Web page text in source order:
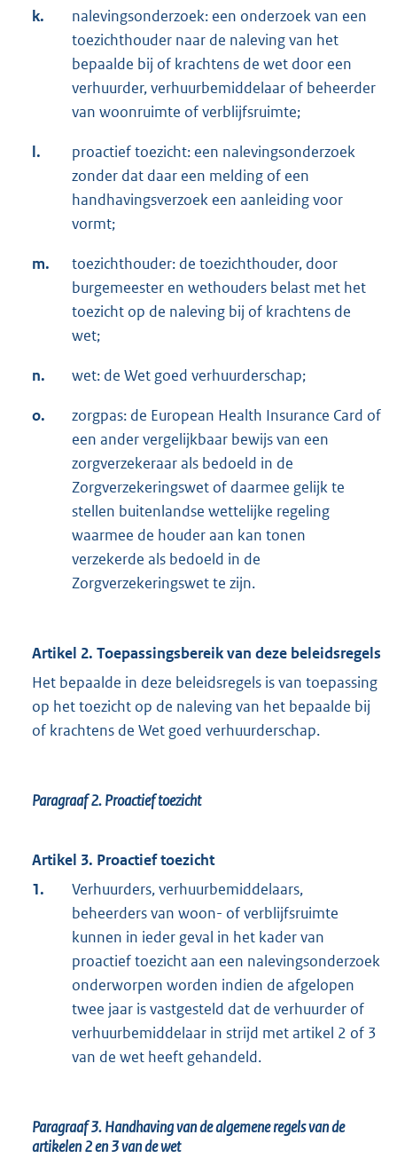
k.
nalevingsonderzoek: een onderzoek van een
toezichthouder naar de naleving van het
bepaalde bij of krachtens de wet door een
verhuurder, verhuurbemiddelaar of beheerder
van woonruimte of verblijfsruimte;
l.
proactief toezicht: een nalevingsonderzoek
zonder dat daar een melding of een
handhavingsverzoek een aanleiding voor
vormt;
m.
toezichthouder: de toezichthouder, door
burgemeester en wethouders belast met het
toezicht op de naleving bij of krachtens de
wet;
n. wet: de Wet goed verhuurderschap;
o.
zorgpas: de European Health Insurance Card of
een ander vergelijkbaar bewijs van een
zorgverzekeraar als bedoeld in de
Zorgverzekeringswet of daarmee gelijk te
stellen buitenlandse wettelijke regeling
waarmee de houder aan kan tonen
verzekerde als bedoeld in de
Zorgverzekeringswet te zijn.
Artikel 2. Toepassingsbereik van deze beleidsregels
Het bepaalde in deze beleidsregels is van toepassing
op het toezicht op de naleving van het bepaalde bij
of krachtens de Wet goed verhuurderschap.
Paragraaf 2.Proactief toezicht
Artikel 3. Proactief toezicht
1.
Verhuurders, verhuurbemiddelaars,
beheerders van woon- of verblijfsruimte
kunnen in ieder geval in het kader van
proactief toezicht aan een nalevingsonderzoek
onderworpen worden indien de afgelopen
twee jaar is vastgesteld dat de verhuurder of
verhuurbemiddelaar in strijd met artikel 2 of 3
van de wet heeft gehandeld.
Paragraaf 3.Handhaving van de algemene regels van de
artikelen 2 en 3 van de wet